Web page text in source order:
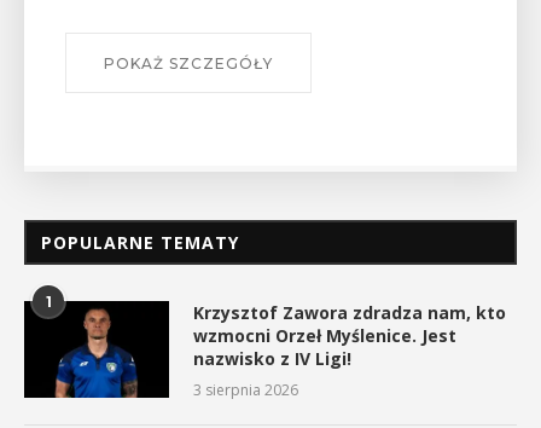
POKAŻ SZCZEGÓŁY
POPULARNE TEMATY
1
Krzysztof Zawora zdradza nam, kto
wzmocni Orzeł Myślenice. Jest
nazwisko z IV Ligi!
3 sierpnia 2026